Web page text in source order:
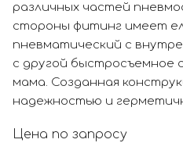
различных частей
стороны фитинг имеет
пневматический с
с другой быстросъемное
мама. Созданная
надежностью и
Цена по запросу